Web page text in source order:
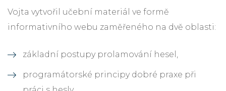
Vojta vytvořil učební materiál ve formě
informativního webu zaměřeného na dvě oblasti:
základní postupy prolamování hesel,
programátorské principy dobré praxe při